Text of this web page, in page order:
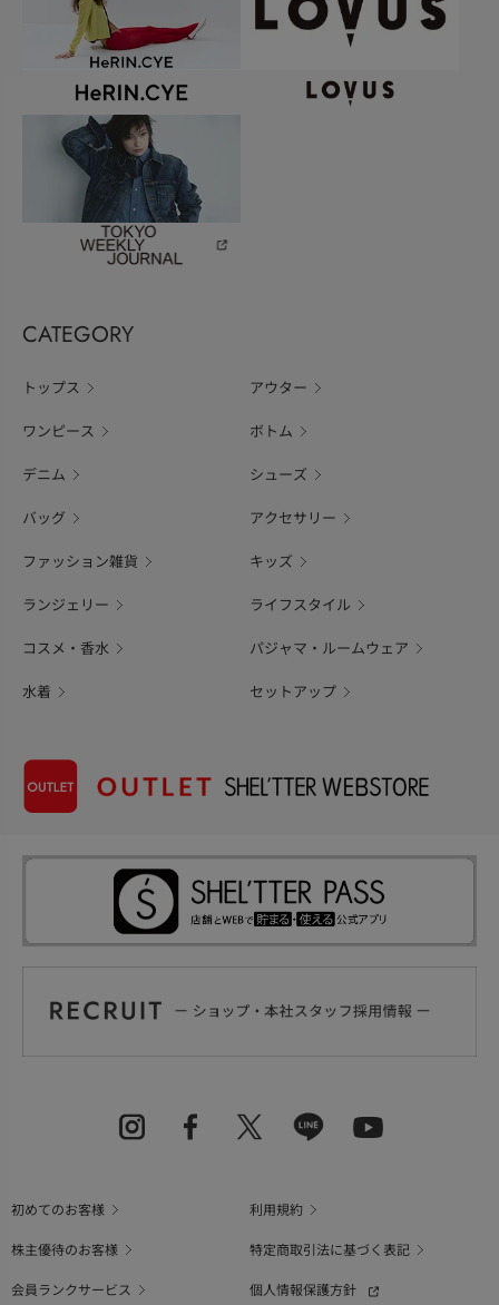
CATEGORY
トップス アウター
ワンピース ボトム
デニム シューズ
バッグ アクセサリー
ファッション雑貨 キッズ
ランジェリー ライフスタイル
コスメ・香水 パジャマ・ルームウェア
水着 セットアップ
初めてのお客様
利用規約
株主優待のお客様
特定商取引法に基づく表記
会員ランクサービス
個人情報保護方針